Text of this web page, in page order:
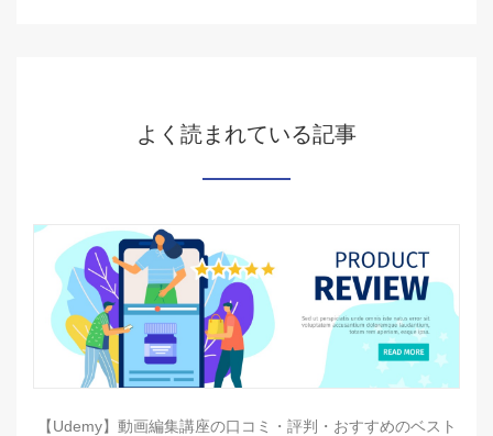
よく読まれている記事
【Udemy】動画編集講座の口コミ・評判・おすすめのベスト